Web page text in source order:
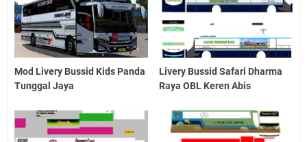
Mod Livery Bussid Kids Panda
Tunggal Jaya
Livery Bussid Safari Dharma
Raya OBL Keren Abis